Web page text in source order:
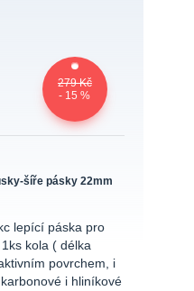
279 Kč
- 15 %
šíře pásky 22mm
lepící páska pro
kola ( délka
povrchem, i
i hliníkové